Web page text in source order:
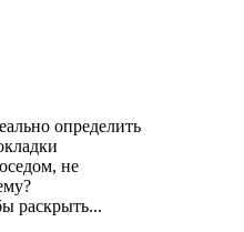
определить
не
раскрыть...